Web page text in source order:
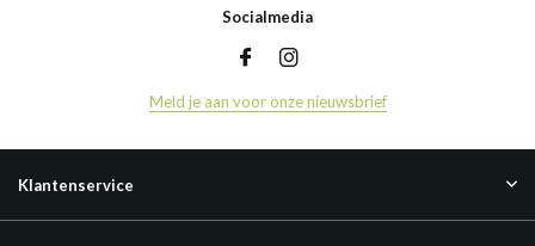
Socialmedia
Meld je aan voor onze nieuwsbrief
Klantenservice